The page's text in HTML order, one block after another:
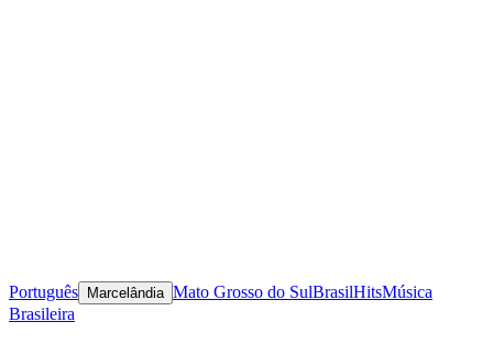
Português Marcelândia Mato Grosso do SulBrasilHitsMúsica
Brasileira